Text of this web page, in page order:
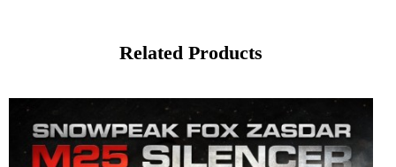
Related Products